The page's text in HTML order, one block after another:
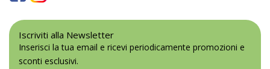
Iscriviti alla Newsletter
Inserisci la tua email e ricevi periodicamente promozioni e
sconti esclusivi.